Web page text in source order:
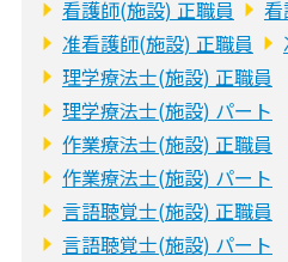
看護師(施設) 正職員
准看護師(施設) 正職員
理学療法士(施設) 正職員
理学療法士(施設) パート
作業療法士(施設) 正職員
作業療法士(施設) パート
言語聴覚士(施設) 正職員
言語聴覚士(施設) パート